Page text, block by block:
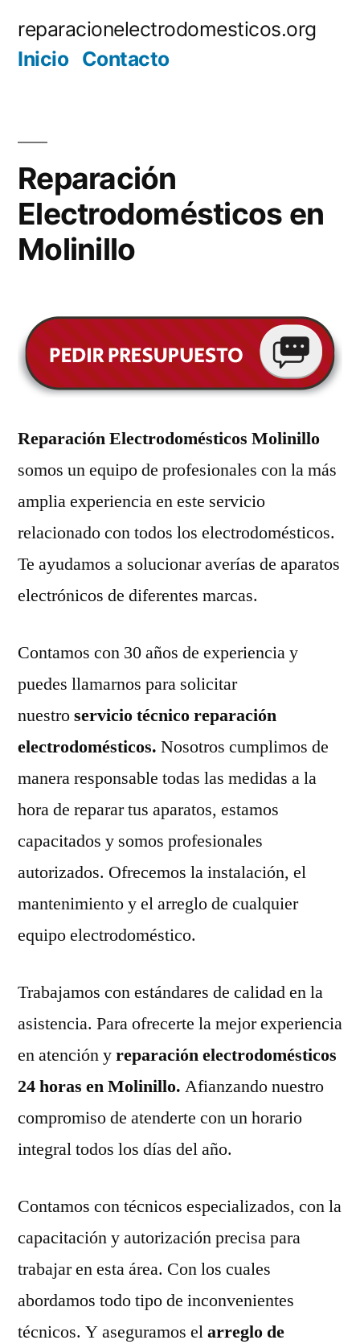
reparacionelectrodomesticos.org
Inicio Contacto
Reparación
Electrodomésticos en
Molinillo
Reparación Electrodomésticos Molinillo
somos un equipo de profesionales con la más
amplia experiencia en este servicio
relacionado con todos los electrodomésticos.
Te ayudamos a solucionar averías de aparatos
electrónicos de diferentes marcas.
Contamos con 30 años de experiencia y
puedes llamarnos para solicitar
nuestroservicio técnico reparación
electrodomésticos. Nosotros cumplimos de
manera responsable todas las medidas a la
hora de reparar tus aparatos, estamos
capacitados y somos profesionales
autorizados. Ofrecemos la instalación, el
mantenimiento y el arreglo de cualquier
equipo electrodoméstico.
Trabajamos con estándares de calidad en la
asistencia. Para ofrecerte la mejor experiencia
en atención yreparación electrodomésticos
24 horas en Molinillo. Afianzando nuestro
compromiso de atenderte con un horario
integral todos los días del año.
Contamos con técnicos especializados, con la
capacitación y autorización precisa para
trabajar en esta área. Con los cuales
abordamos todo tipo de inconvenientes
técnicos. Y aseguramos elarreglo de